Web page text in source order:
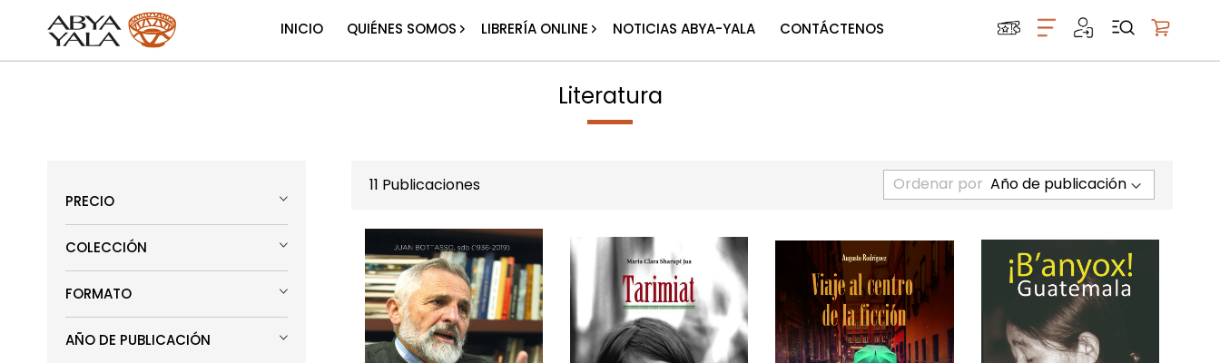
INICIO QUIÉNES SOMOS LIBRERÍA ONLINE NOTICIAS ABYA-YALA CONTÁCTENOS
Literatura
11 Publicaciones Ordenar por
PRECIO
COLECCIÓN
FORMATO
AÑO DE PUBLICACIÓN